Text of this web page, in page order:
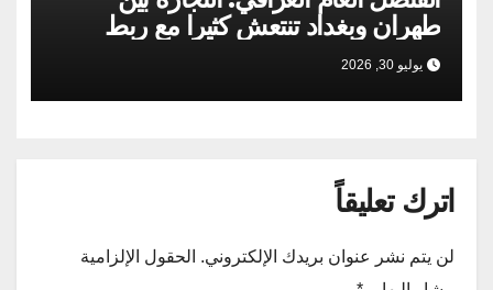
طهران وبغداد تنتعش كثيرا مع ربط
السكك الحديدية
يوليو 30, 2026
اترك تعليقاً
لن يتم نشر عنوان بريدك الإلكتروني. الحقول الإلزامية